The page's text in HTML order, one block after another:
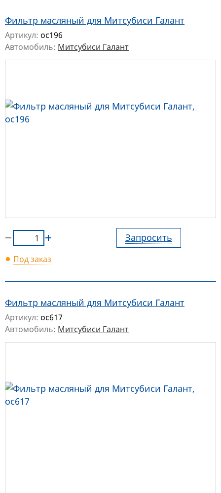
Фильтр масляный для Митсубиси Галант
Артикул: oc196
Автомобиль: Митсубиси Галант
Запросить
Под заказ
Фильтр масляный для Митсубиси Галант
Артикул: oc617
Автомобиль: Митсубиси Галант